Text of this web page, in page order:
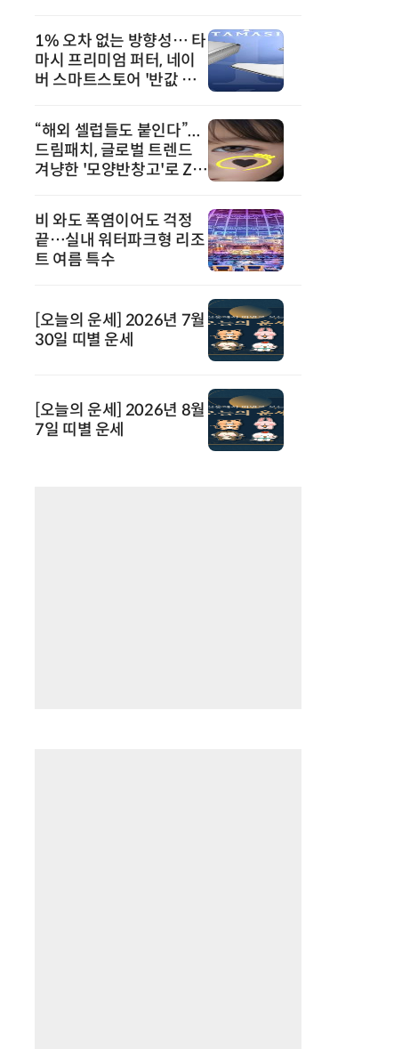
1% 오차 없는 방향성… 타
마시 프리미엄 퍼터, 네이
버 스마트스토어 '반값 할
“해외 셀럽들도 붙인다”...
드림패치, 글로벌 트렌드
겨냥한 '모양반창고'로 Z세
비 와도 폭염이어도 걱정
끝…실내 워터파크형 리조
트 여름 특수
[오늘의 운세] 2026년 7월
30일 띠별 운세
[오늘의 운세] 2026년 8월
7일 띠별 운세